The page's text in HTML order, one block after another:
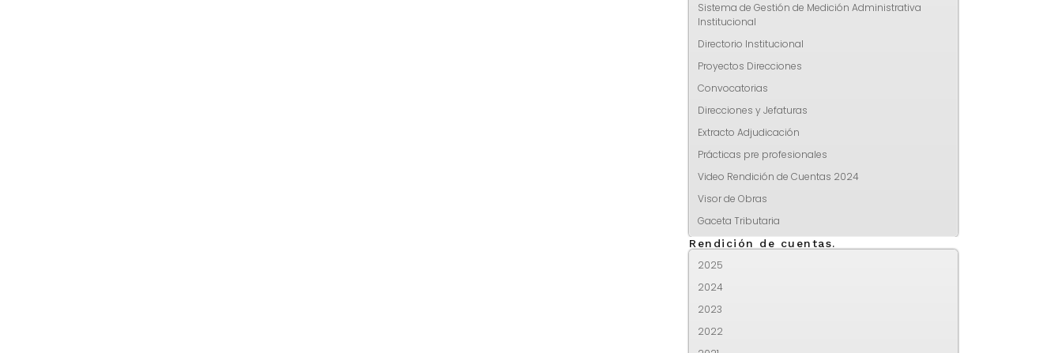
Sistema de Gestión de Medición Administrativa
Institucional
Directorio Institucional
Proyectos Direcciones
Convocatorias
Direcciones y Jefaturas
Extracto Adjudicación
Prácticas pre profesionales
Video Rendición de Cuentas 2024
Visor de Obras
Gaceta Tributaria
Rendición de cuentas.
2025
2024
2023
2022